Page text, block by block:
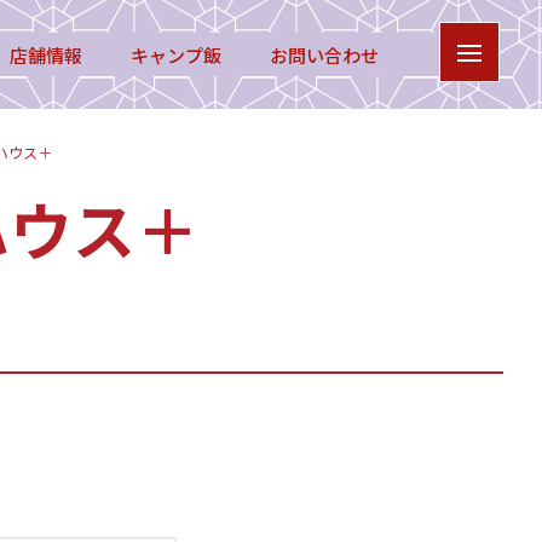
店舗情報 キャンプ飯 お問い合わせ
ウス＋
ス＋